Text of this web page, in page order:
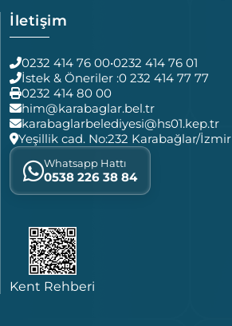
İletişim
0232 414 76 00•0232 414 76 01
İstek & Öneriler :0 232 414 77 77
0232 414 80 00
him@karabaglar.bel.tr
karabaglarbelediyesi@hs01.kep.tr
Yeşillik cad. No:232 Karabağlar/İzmir
Whatsapp Hattı
0538 226 38 84
Kent Rehberi